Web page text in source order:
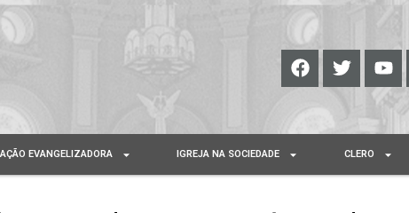
AÇÃO EVANGELIZADORA IGREJA NA SOCIEDADE CLERO